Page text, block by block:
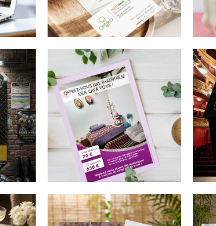
Oreka
France
Réalisation des cartes
de visite recto verso
ainsi que la création du
logo pour une société
dédiée aux
l'art de la table.